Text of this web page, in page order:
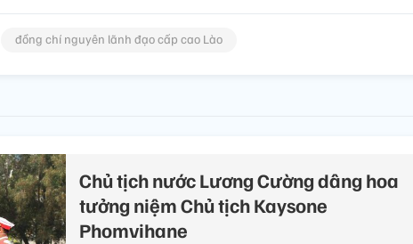
đồng chí nguyên lãnh đạo cấp cao Lào
Chủ tịch nước Lương Cường dâng hoa
tưởng niệm Chủ tịch Kaysone
Phomvihane